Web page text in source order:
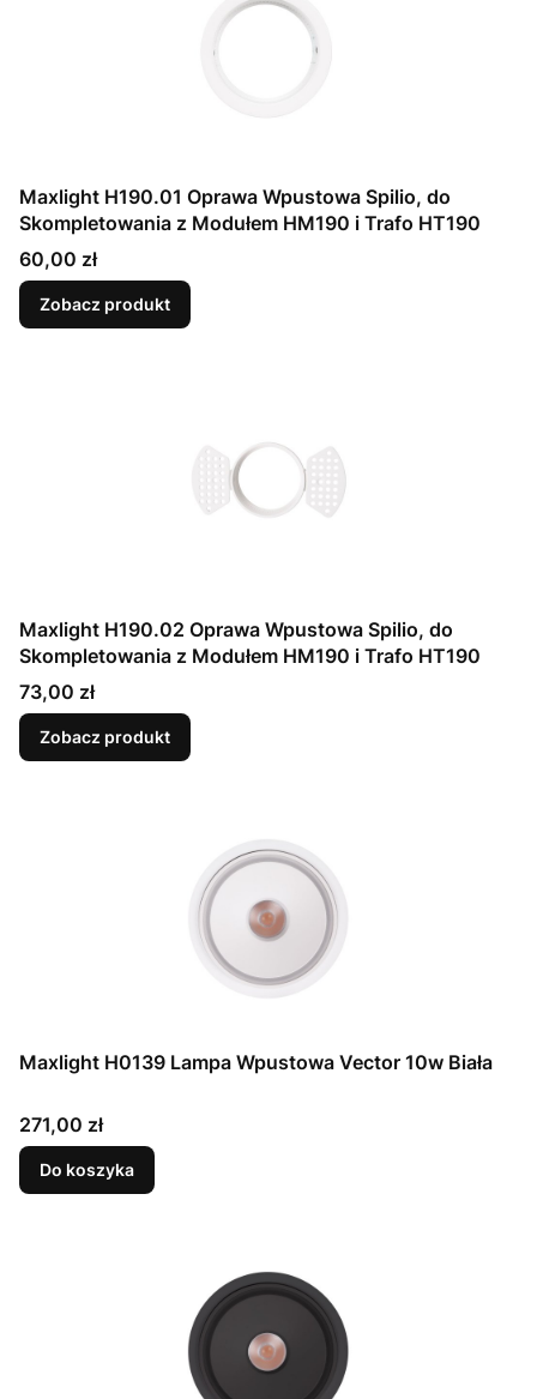
Maxlight H190.01 Oprawa Wpustowa Spilio, do
Skompletowania z Modułem HM190 i Trafo HT190
Cena
60,00 zł
Zobacz produkt
Maxlight H190.02 Oprawa Wpustowa Spilio, do
Skompletowania z Modułem HM190 i Trafo HT190
Cena
73,00 zł
Zobacz produkt
Maxlight H0139 Lampa Wpustowa Vector 10w Biała
Cena
271,00 zł
Do koszyka